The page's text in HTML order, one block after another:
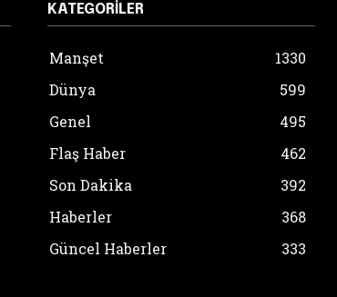
KATEGORILER
Manşet
1330
Dünya
599
Genel
495
Flaş Haber
462
Son Dakika
392
Haberler
368
Güncel Haberler
333